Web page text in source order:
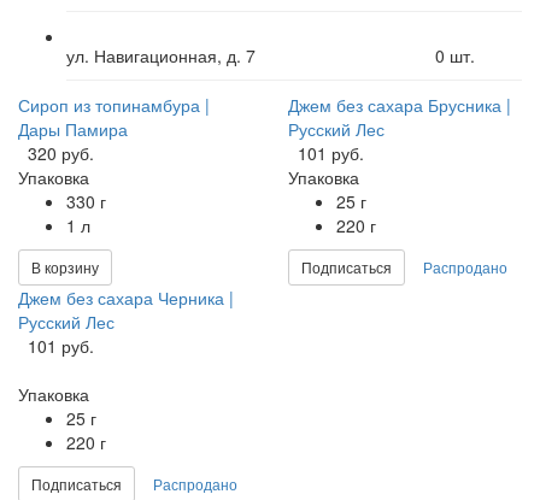
ул. Навигационная, д. 7 0 шт.
Сироп из топинамбура |
Дары Памира
320 руб.
Упаковка
330 г
1 л
В корзину
Джем без сахара Брусника |
Русский Лес
101 руб.
Упаковка
25 г
220 г
Подписаться Распродано
Джем без сахара Черника |
Русский Лес
101 руб.
Упаковка
25 г
220 г
Подписаться Распродано